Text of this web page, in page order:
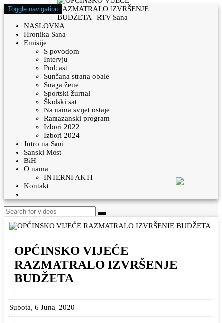
Toggle navigation
NASLOVNA
Hronika Sana
Emisije
S povodom
Intervju
Podcast
Sunčana strana obale
Snaga žene
Sportski žurnal
Školski sat
Na nama svijet ostaje
Ramazanski program
Izbori 2022
Izbori 2024
Jutro na Sani
Sanski Most
BiH
O nama
INTERNI AKTI
Kontakt
OPĆINSKO VIJEĆE
RAZMATRALO IZVRŠENJE
BUDŽETA
Subota, 6 Juna, 2020